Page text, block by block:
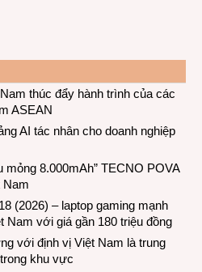
thúc đẩy hành trình của các
ASEAN
AI tác nhân cho doanh nghiệp
mỏng 8.000mAh” TECNO POVA
Nam
(2026) – laptop gaming mạnh
Nam với giá gần 180 triệu đồng
với định vị Việt Nam là trung
khu vực